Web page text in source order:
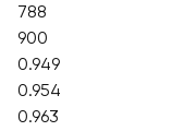
788
900
0.949
0.954
0.963